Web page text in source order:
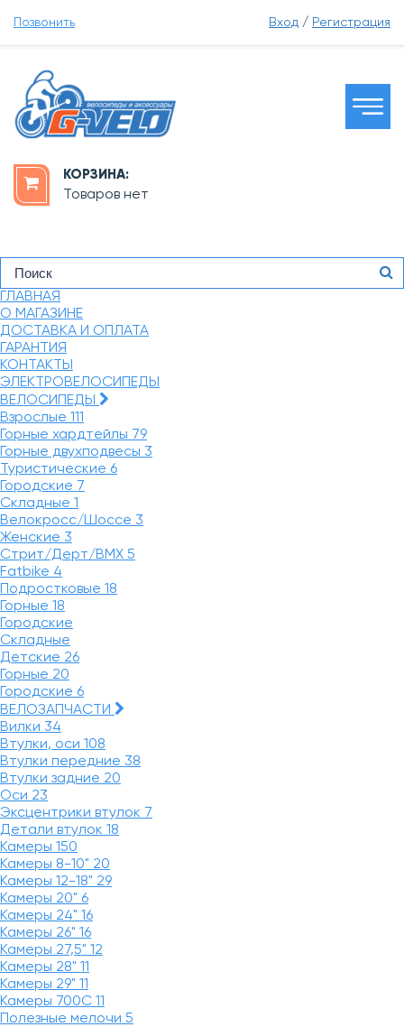
Позвонить Вход / Регистрация
КОРЗИНА:
Товаров нет
ГЛАВНАЯ
О МАГАЗИНЕ
ДОСТАВКА И ОПЛАТА
ГАРАНТИЯ
КОНТАКТЫ
ЭЛЕКТРОВЕЛОСИПЕДЫ
ВЕЛОСИПЕДЫ
Взрослые 111
Горные хардтейлы 79
Горные двухподвесы 3
Туристические 6
Городские 7
Складные 1
Велокросс/Шоссе 3
Женские 3
Стрит/Дерт/BMX 5
Fatbike 4
Подростковые 18
Горные 18
Городские
Складные
Детские 26
Горные 20
Городские 6
ВЕЛОЗАПЧАСТИ
Вилки 34
Втулки, оси 108
Втулки передние 38
Втулки задние 20
Оси 23
Эксцентрики втулок 7
Детали втулок 18
Камеры 150
Камеры 8-10" 20
Камеры 12-18" 29
Камеры 20" 6
Камеры 24" 16
Камеры 26" 16
Камеры 27,5" 12
Камеры 28" 11
Камеры 29" 11
Камеры 700C 11
Полезные мелочи 5